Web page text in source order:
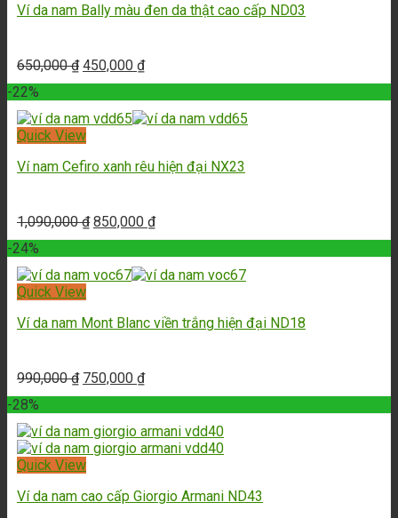
Ví da nam Bally màu đen da thật cao cấp ND03
650,000₫ 450,000 ₫
-22%
Quick View
Ví nam Cefiro xanh rêu hiện đại NX23
1,090,000₫ 850,000 ₫
-24%
Quick View
Ví da nam Mont Blanc viền trắng hiện đại ND18
990,000₫ 750,000 ₫
-28%
Quick View
Ví da nam cao cấp Giorgio Armani ND43